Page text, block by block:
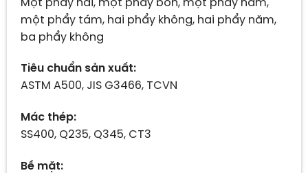
Một phẩy hai, một phẩy bốn, một phẩy năm,
một phẩy tám, hai phẩy không, hai phẩy năm,
ba phẩy không
Tiêu chuẩn sản xuất:
ASTM A500, JIS G3466, TCVN
Mác thép:
SS400, Q235, Q345, CT3
Bề mặt: